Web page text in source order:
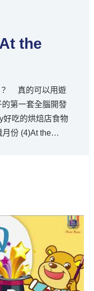
the
？ 真的可以用遊
朋友認識一月到十
系列可購買實體書